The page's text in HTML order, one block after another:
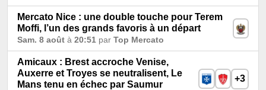
Mercato Nice : une double touche pour Terem
Moffi, l’un des grands favoris à un départ
Sam. 8 août à 20:51 par Top Mercato
Amicaux : Brest accroche Venise,
Auxerre et Troyes se neutralisent, Le
Mans tenu en échec par Saumur
+3